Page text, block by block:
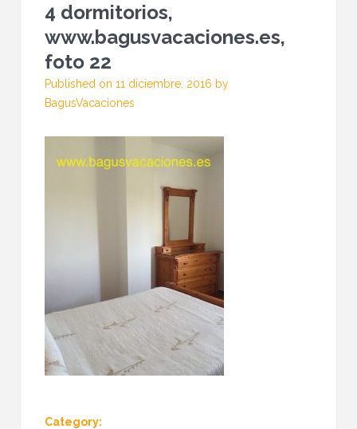
4 dormitorios,
www.bagusvacaciones.es,
foto 22
Published on 11 diciembre, 2016 by
BagusVacaciones
Category: